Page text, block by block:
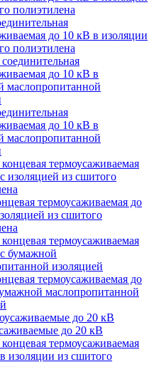
до 10 кВ в изоляции
полиэтилена
до 10 кВ в
маслопропитанной
термоусаживаемая до
из сшитого
термоусаживаемая до
маслопропитанной
до 20 кВ